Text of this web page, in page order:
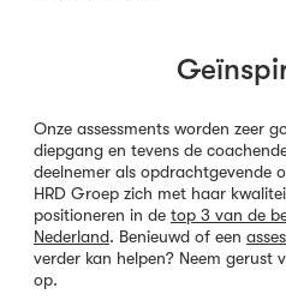
Onze assessments worden zeer
diepgang en tevens de
deelnemer als opdrachtgevende
HRD Groep zich met haar
positioneren in de top 3 van de
Nederland. Benieuwd of een
verder kan helpen? Neem gerust
op.